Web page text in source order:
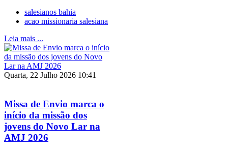
salesianos bahia
acao missionaria salesiana
Leia mais ...
Quarta, 22 Julho 2026 10:41
Missa de Envio marca o
início da missão dos
jovens do Novo Lar na
AMJ 2026